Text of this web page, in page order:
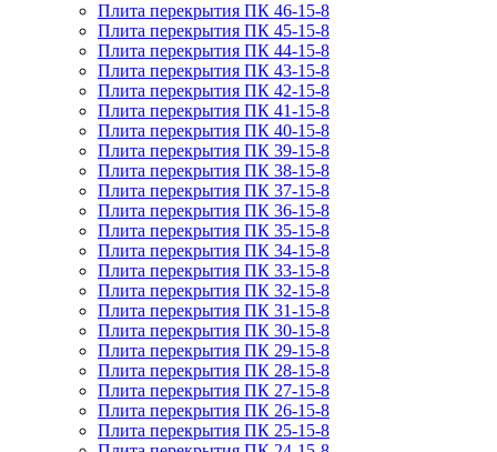
Плита перекрытия ПК 46-15-8
Плита перекрытия ПК 45-15-8
Плита перекрытия ПК 44-15-8
Плита перекрытия ПК 43-15-8
Плита перекрытия ПК 42-15-8
Плита перекрытия ПК 41-15-8
Плита перекрытия ПК 40-15-8
Плита перекрытия ПК 39-15-8
Плита перекрытия ПК 38-15-8
Плита перекрытия ПК 37-15-8
Плита перекрытия ПК 36-15-8
Плита перекрытия ПК 35-15-8
Плита перекрытия ПК 34-15-8
Плита перекрытия ПК 33-15-8
Плита перекрытия ПК 32-15-8
Плита перекрытия ПК 31-15-8
Плита перекрытия ПК 30-15-8
Плита перекрытия ПК 29-15-8
Плита перекрытия ПК 28-15-8
Плита перекрытия ПК 27-15-8
Плита перекрытия ПК 26-15-8
Плита перекрытия ПК 25-15-8